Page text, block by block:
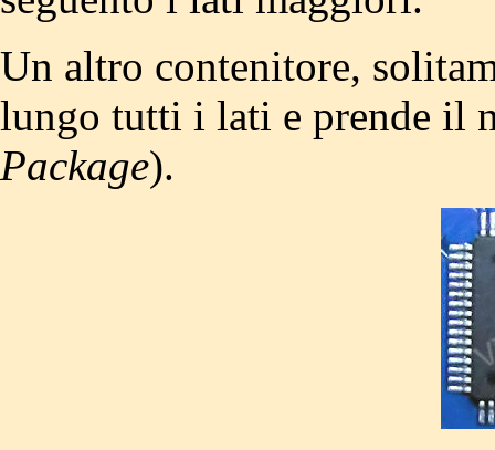
Un altro contenitore,
lungo tutti i lati e prende il
Package).